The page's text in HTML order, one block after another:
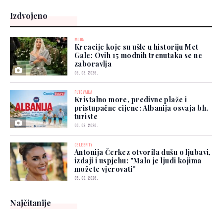
Izdvojeno
MODA
Kreacije koje su ušle u historiju Met
Gale: Ovih 15 modnih trenutaka se ne
zaboravlja
06. 08. 2026.
PUTOVANJA
Kristalno more, predivne plaže i
pristupačne cijene: Albanija osvaja bh.
turiste
06. 08. 2026.
CELEBRITY
Antonija Čerkez otvorila dušu o ljubavi,
izdaji i uspjehu: "Malo je ljudi kojima
možete vjerovati"
05. 08. 2026.
Najčitanije